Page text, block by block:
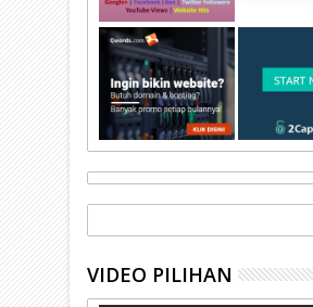
VIDEO PILIHAN